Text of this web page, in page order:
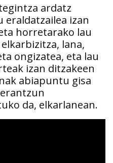
ardatz
izan
horretarako lau
lana,
ongizatea, eta lau
izan ditzakeen
abiapuntu gisa
da, elkarlanean.